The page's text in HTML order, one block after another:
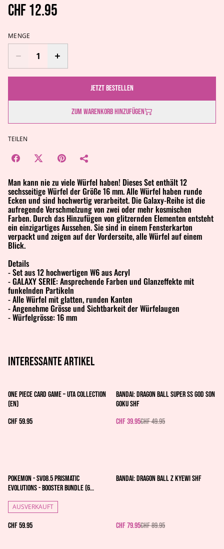
CHF 12.95
MENGE
Jetzt bestellen
Zum Warenkorb hinzufügen
TEILEN
Man kann nie zu viele Würfel haben! Dieses Set enthält 12
sechsseitige Würfel der Größe 16 mm. Alle Würfel haben runde
Ecken und sind hochwertig verarbeitet. Die Galaxy-Reihe ist die
aufregende Verschmelzung von zwei oder mehr kosmischen
Farben. Durch das Hinzufügen von glitzernden Elementen entsteht
ein einzigartiges Aussehen. Sie sind in einem Fensterkarton
verpackt und zeigen auf der Vorderseite, alle Würfel auf einem
Blick.
Details
- Set aus 12 hochwertigen W6 aus Acryl
- GALAXY SERIE: Ansprechende Farben und Glanzeffekte mit
funkelnden Partikeln
- Alle Würfel mit glatten, runden Kanten
- Angenehme Grösse und Sichtbarkeit der Würfelaugen
- Würfelgrösse: 16 mm
Interessante artikel
One Piece Card Game – Uta Collection
(EN)
CHF 59.95
%
Bandai: Dragon Ball Super Ss God Son
Goku Shf
CHF 39.95CHF 49.95
Pokemon - SV08.5 Prismatic
Evolutions - Booster Bundle (6
AUSVERKAUFT
CHF 59.95
%
Bandai: Dragon Ball Z Kyewi Shf
CHF 79.95CHF 89.95